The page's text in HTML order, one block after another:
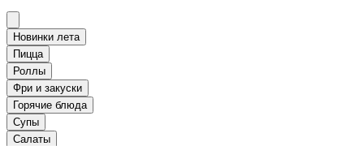
Новинки лета
Пицца
Роллы
Фри и закуски
Горячие блюда
Супы
Салаты